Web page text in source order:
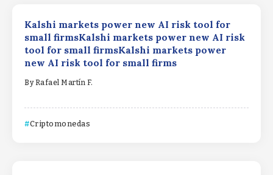
Kalshi markets power new AI risk tool for
small firmsKalshi markets power new AI risk
tool for small firmsKalshi markets power
new AI risk tool for small firms
By Rafael Martín F.
Criptomonedas